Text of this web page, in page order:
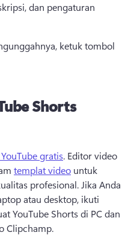
dan pengaturan
ketuk tombol
Shorts
gratis. Editor video
templat video untuk
profesional. Jika Anda
atau desktop, ikuti
YouTube Shorts di PC dan
Clipchamp.